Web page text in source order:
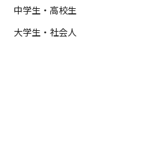
中学生・高校生
大学生・社会人